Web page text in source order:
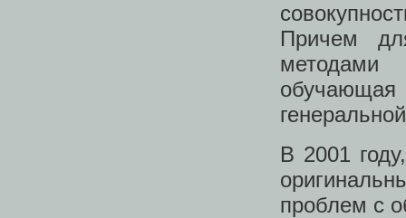
Причем
обучающая
В 2001
проблем с